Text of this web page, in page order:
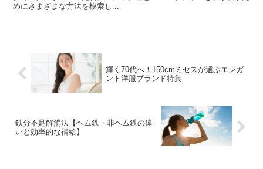
めにさまざまな方法を模索し...
輝く70代へ！150cmミセスが選ぶエレガ
ント洋服ブランド特集
鉄分不足解消法【ヘム鉄・非ヘム鉄の違
いと効率的な補給】